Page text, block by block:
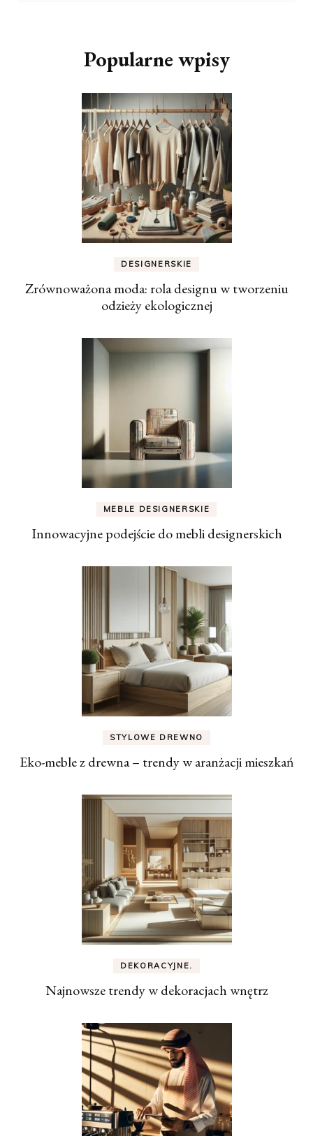
Popularne wpisy
DESIGNERSKIE
Zrównoważona moda: rola designu w tworzeniu
odzieży ekologicznej
MEBLE DESIGNERSKIE
Innowacyjne podejście do mebli designerskich
STYLOWE DREWNO
Eko-meble z drewna – trendy w aranżacji mieszkań
DEKORACYJNE.
Najnowsze trendy w dekoracjach wnętrz